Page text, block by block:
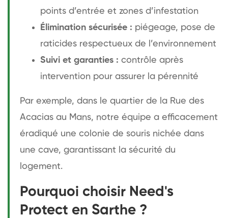
points d’entrée et zones d’infestation
Élimination sécurisée : piégeage, pose de
raticides respectueux de l’environnement
Suivi et garanties : contrôle après
intervention pour assurer la pérennité
Par exemple, dans le quartier de la Rue des
Acacias au Mans, notre équipe a efficacement
éradiqué une colonie de souris nichée dans
une cave, garantissant la sécurité du
logement.
Pourquoi choisir Need's
Protect en Sarthe ?